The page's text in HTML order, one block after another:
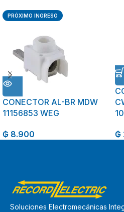
PRÓXIMO INGRESO
CONECTOR AL-BR MDW
11156853 WEG
₲ 8.900 ₲
Soluciones Electromecánicas